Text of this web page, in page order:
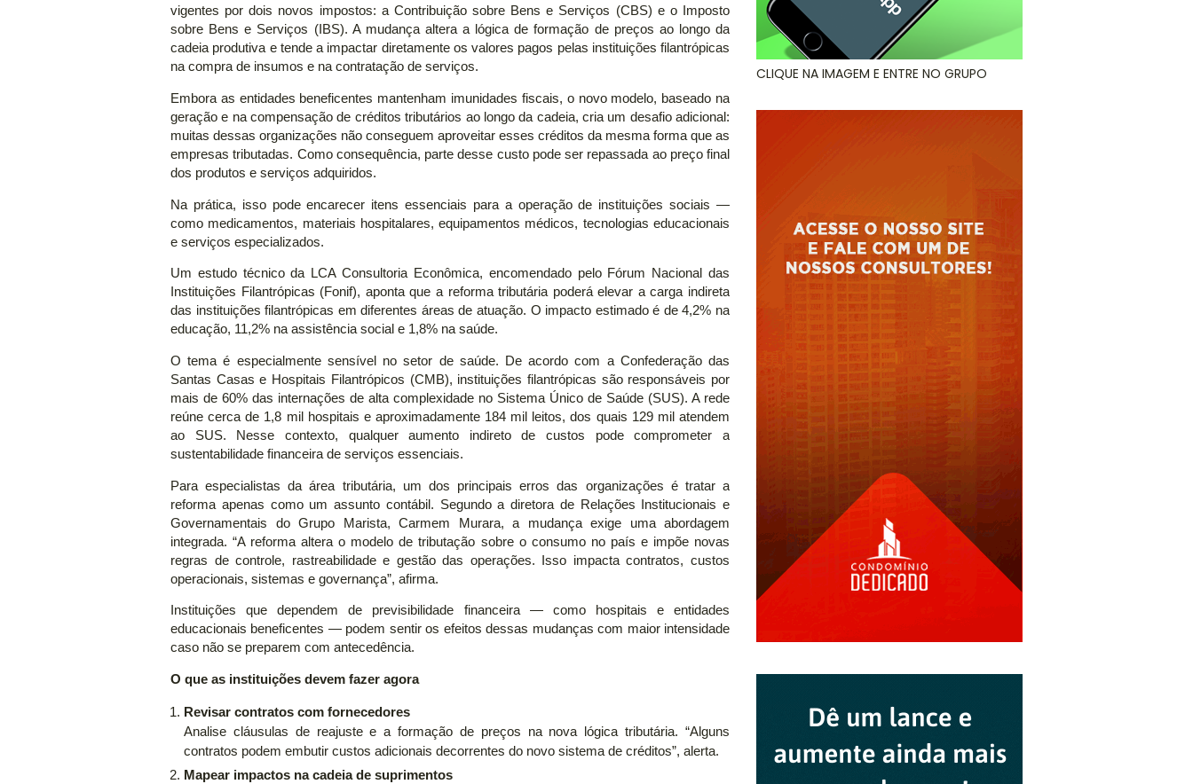
vigentes por dois novos impostos: a Contribuição sobre Bens e Serviços (CBS) e o Imposto
sobre Bens e Serviços (IBS). A mudança altera a lógica de formação de preços ao longo da
cadeia produtiva e tende a impactar diretamente os valores pagos pelas instituições filantrópicas
na compra de insumos e na contratação de serviços.
Embora as entidades beneficentes mantenham imunidades fiscais, o novo modelo, baseado na
geração e na compensação de créditos tributários ao longo da cadeia, cria um desafio adicional:
muitas dessas organizações não conseguem aproveitar esses créditos da mesma forma que as
empresas tributadas. Como consequência, parte desse custo pode ser repassada ao preço final
dos produtos e serviços adquiridos.
Na prática, isso pode encarecer itens essenciais para a operação de instituições sociais —
como medicamentos, materiais hospitalares, equipamentos médicos, tecnologias educacionais
e serviços especializados.
Um estudo técnico da LCA Consultoria Econômica, encomendado pelo Fórum Nacional das
Instituições Filantrópicas (Fonif), aponta que a reforma tributária poderá elevar a carga indireta
das instituições filantrópicas em diferentes áreas de atuação. O impacto estimado é de 4,2% na
educação, 11,2% na assistência social e 1,8% na saúde.
O tema é especialmente sensível no setor de saúde. De acordo com a Confederação das
Santas Casas e Hospitais Filantrópicos (CMB), instituições filantrópicas são responsáveis por
mais de 60% das internações de alta complexidade no Sistema Único de Saúde (SUS). A rede
reúne cerca de 1,8 mil hospitais e aproximadamente 184 mil leitos, dos quais 129 mil atendem
ao SUS. Nesse contexto, qualquer aumento indireto de custos pode comprometer a
sustentabilidade financeira de serviços essenciais.
Para especialistas da área tributária, um dos principais erros das organizações é tratar a
reforma apenas como um assunto contábil. Segundo a diretora de Relações Institucionais e
Governamentais do Grupo Marista, Carmem Murara, a mudança exige uma abordagem
integrada. “A reforma altera o modelo de tributação sobre o consumo no país e impõe novas
regras de controle, rastreabilidade e gestão das operações. Isso impacta contratos, custos
operacionais, sistemas e governança”, afirma.
Instituições que dependem de previsibilidade financeira — como hospitais e entidades
educacionais beneficentes — podem sentir os efeitos dessas mudanças com maior intensidade
caso não se preparem com antecedência.
O que as instituições devem fazer agora
Revisar contratos com fornecedores
Analise cláusulas de reajuste e a formação de preços na nova lógica tributária. “Alguns
contratos podem embutir custos adicionais decorrentes do novo sistema de créditos”, alerta.
Mapear impactos na cadeia de suprimentos
CLIQUE NA IMAGEM E ENTRE NO GRUPO